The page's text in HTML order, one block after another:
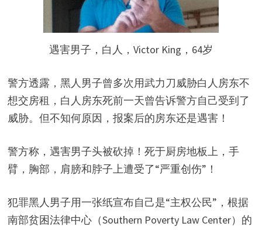
遇害男子，白人，Victor King，64岁
警方透露，黑人男子曾多次用武力刀威胁白人房东不
想交房租，白人房东死前一天曾告诉警方自己受到了
威胁。但不知何原因，报案后的房东还是遇害！
警方称，遇害男子头被砍掉！死于厨房地板上，手
臂，胸部，肩膀和脖子上遭受了“严重创伤”！
犯罪黑人男子用一张纸宣布自己是“主权公民”，根据
南部贫困法律中心（Southern Poverty Law Center）的